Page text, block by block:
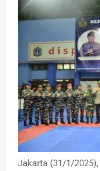
Jakarta (31/1/2025),